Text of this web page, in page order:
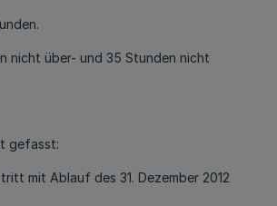
nicht über- und 35 Stunden nicht
gefasst:
tritt mit Ablauf des 31. Dezember 2012